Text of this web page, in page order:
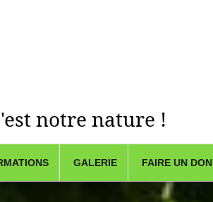
notre nature !
GALERIE FAIRE UN DON